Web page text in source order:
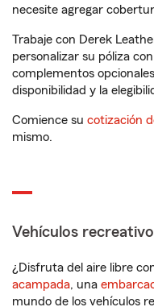
necesite agregar
Trabaje con Derek
personalizar su póliza
complementos
disponibilidad y la
Comience su cotización
mismo.
Vehículos
¿Disfruta del aire libre
acampada, una
mundo de los vehículos